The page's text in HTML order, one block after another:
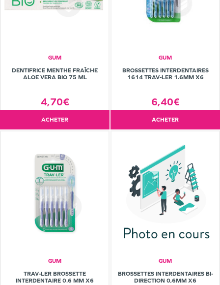
GUM
DENTIFRICE MENTHE FRAÎCHE
ALOE VERA BIO 75 ML
4,70€
ACHETER
GUM
BROSSETTES INTERDENTAIRES
1614 TRAV-LER 1.6MM X6
6,40€
ACHETER
GUM
TRAV-LER BROSSETTE
INTERDENTAIRE 0.6 MM X6
GUM
BROSSETTES INTERDENTAIRES BI-
DIRECTION 0,6MM X6